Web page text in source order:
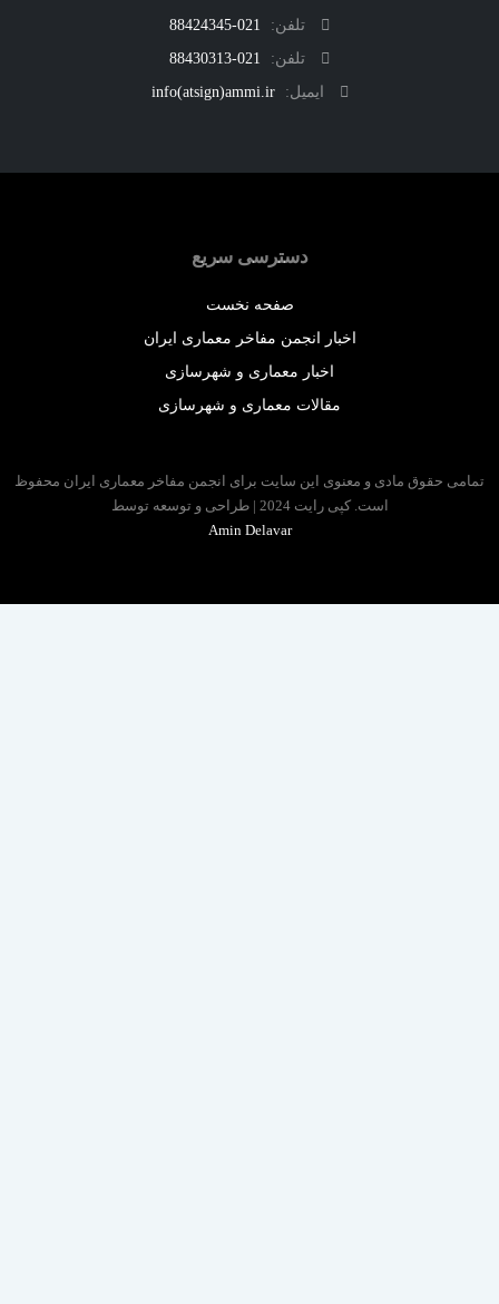
تلفن:
021-88424345
تلفن:
021-88430313
ایمیل:
info(atsign)ammi.ir
دسترسی سریع
صفحه نخست
اخبار انجمن مفاخر معماری ایران
اخبار معماری و شهرسازی
مقالات معماری و شهرسازی
حقوق مادی و معنوی این سایت برای انجمن مفاخر معماری ایران محفوظ
است. کپی رایت 2024 | طراحی و توسعه توسط
Amin Delavar